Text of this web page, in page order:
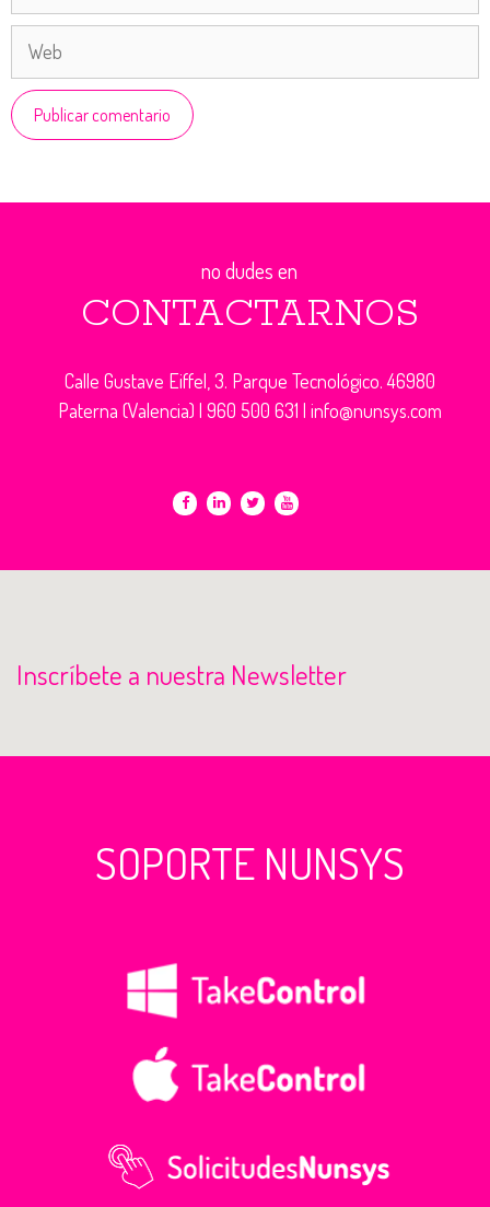
electrónico
Web
no dudes en
CONTACTARNOS
Calle Gustave Eiffel, 3. Parque Tecnológico. 46980
Paterna (Valencia) | 960 500 631 | info@nunsys.com
Inscríbete a nuestra Newsletter
SOPORTE NUNSYS